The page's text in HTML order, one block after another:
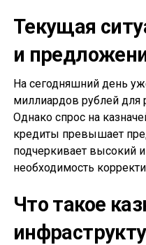
Текущая
и
На сегодняшний день
миллиардов рублей для
Однако спрос на
кредиты превышает
подчеркивает высокий
необходимость
Что такое